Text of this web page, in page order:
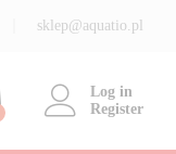
sklep@aquatio.pl
Log in
Register